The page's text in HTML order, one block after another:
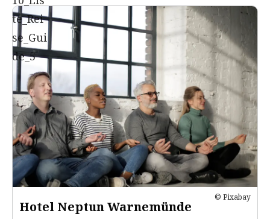
© Pixabay
Hotel Neptun Warnemünde